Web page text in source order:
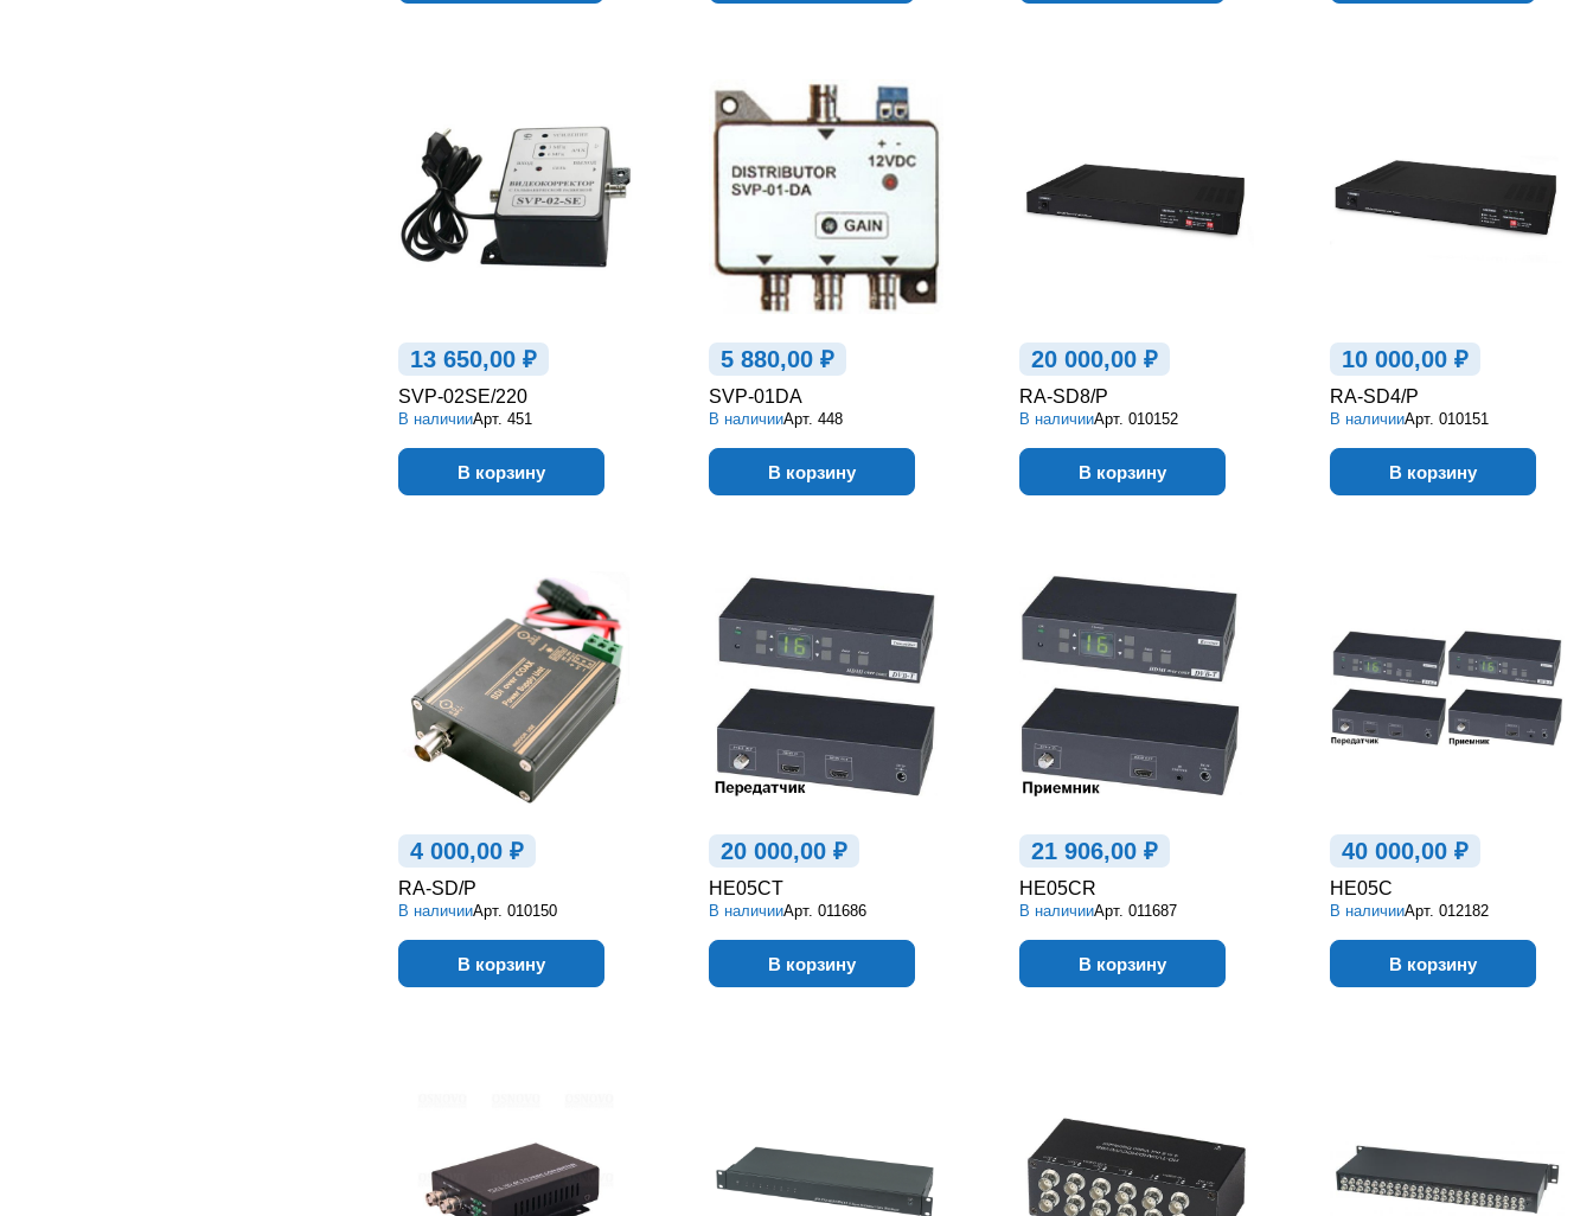
13 650,00 ₽
SVP-02SE/220
В наличииАрт. 451
В корзину
5 880,00 ₽
SVP-01DA
В наличииАрт. 448
В корзину
20 000,00 ₽
RA-SD8/P
В наличииАрт. 010152
В корзину
10 000,00 ₽
RA-SD4/P
В наличииАрт. 010151
В корзину
4 000,00 ₽
RA-SD/P
В наличииАрт. 010150
В корзину
20 000,00 ₽
HE05CT
В наличииАрт. 011686
В корзину
21 906,00 ₽
HE05CR
В наличииАрт. 011687
В корзину
40 000,00 ₽
HE05C
В наличииАрт. 012182
В корзину